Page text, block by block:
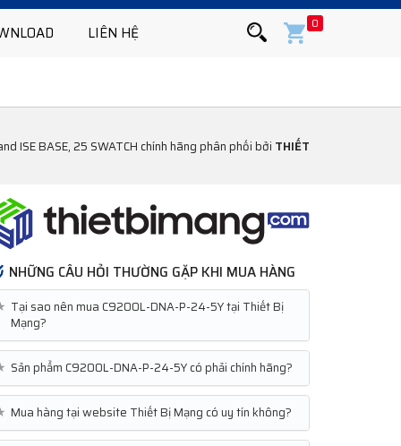
LIÊN HỆ 0
ISE BASE, 25 SWATCH chính hãng phân phối bởi THIẾT
NHỮNG CÂU HỎI THƯỜNG GẶP KHI MUA HÀNG
Tại sao nên mua C9200L-DNA-P-24-5Y tại Thiết Bị
Mạng?
Sản phẩm C9200L-DNA-P-24-5Y có phải chính hãng?
Mua hàng tại website Thiết Bị Mạng có uy tín không?